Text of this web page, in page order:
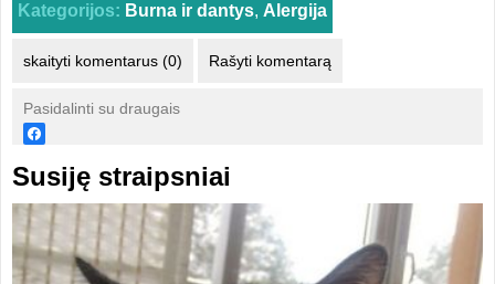
Kategorijos: Burna ir dantys, Alergija
skaityti komentarus (0) Rašyti komentarą
Pasidalinti su draugais
Susiję straipsniai